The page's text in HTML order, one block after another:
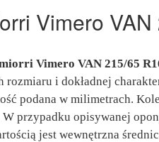
Vimero
Vimero VAN 215/65
rozmiaru i dokładnej
podana w milimetrach.
W przypadku opisywanej
jest wewnętrzna